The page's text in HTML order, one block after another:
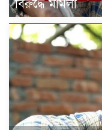
বিরুদ্ধে মামলা